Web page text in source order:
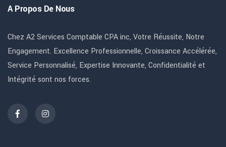
A Propos De Nous
Chez A2 Services Comptable CPA inc, Votre Réussite, Notre
Engagement. Excellence Professionnelle, Croissance Accélérée,
Service Personnalisé, Expertise Innovante, Confidentialité et
Intégrité sont nos forces.